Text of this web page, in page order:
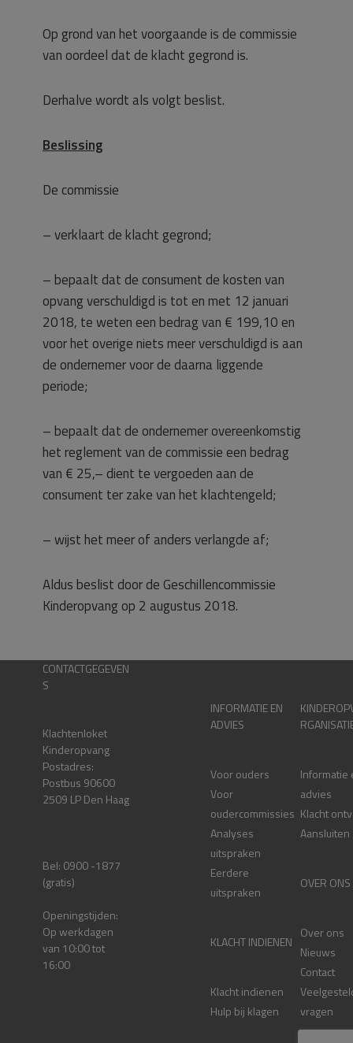
Op grond van het voorgaande is de commissie
van oordeel dat de klacht gegrond is.
Derhalve wordt als volgt beslist.
Beslissing
De commissie
– verklaart de klacht gegrond;
– bepaalt dat de consument de kosten van
opvang verschuldigd is tot en met 12 januari
2018, te weten een bedrag van € 199,10 en
voor het overige niets meer verschuldigd is aan
de ondernemer voor de daarna liggende
periode;
– bepaalt dat de ondernemer overeenkomstig
het reglement van de commissie een bedrag
van € 25,– dient te vergoeden aan de
consument ter zake van het klachtengeld;
– wijst het meer of anders verlangde af;
Aldus beslist door de Geschillencommissie
Kinderopvang op 2 augustus 2018.
CONTACTGEGEVEN
S
Klachtenloket
Kinderopvang
Postadres:
Postbus 90600
2509 LP Den Haag
Bel: 0900 -1877
(gratis)
Openingstijden:
Op werkdagen
van 10:00 tot
16:00
INFORMATIE EN
ADVIES
Voor ouders
Voor
oudercommissies
Analyses
uitspraken
Eerdere
uitspraken
KLACHT INDIENEN
Klacht indienen
Hulp bij klagen
Informatie
advies
Klacht
Aansluiten
OVER ONS
Over ons
Nieuws
Contact
vragen